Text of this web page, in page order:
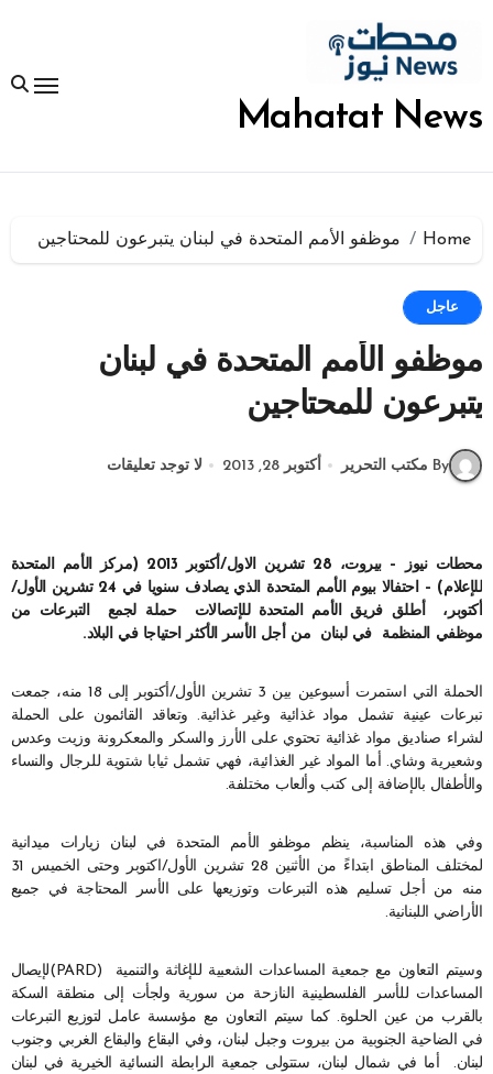
المحتوى
Mahatat News
Home موظفو الأمم المتحدة في لبنان يتبرعون للمحتاجين
عاجل
موظفو الأمم المتحدة في لبنان
يتبرعون للمحتاجين
By مكتب التحرير أكتوبر 28, 2013 لا توجد تعليقات
محطات نيوز – بيروت، 28 تشرين الاول/أكتوبر 2013 (مركز الأمم المتحدة
للإعلام) – احتفالا بيوم الأمم المتحدة الذي يصادف سنويا في 24 تشرين الأول/
أكتوبر، أطلق فريق الأمم المتحدة للإتصالات حملة لجمع التبرعات من
موظفي المنظمة في لبنان من أجل الأسر الأكثر احتياجا في البلاد.
الحملة التي استمرت أسبوعين بين 3 تشرين الأول/أكتوبر إلى 18 منه، جمعت
تبرعات عينية تشمل مواد غذائية وغير غذائية. وتعاقد القائمون على الحملة
لشراء صناديق مواد غذائية تحتوي على الأرز والسكر والمعكرونة وزيت وعدس
وشعيرية وشاي. أما المواد غير الغذائية، فهي تشمل ثيابا شتوية للرجال والنساء
والأطفال بالإضافة إلى كتب وألعاب مختلفة.
وفي هذه المناسبة، ينظم موظفو الأمم المتحدة في لبنان زيارات ميدانية
لمختلف المناطق ابتداءً من الأثنين 28 تشرين الأول/اكتوبر وحتى الخميس 31
منه من أجل تسليم هذه التبرعات وتوزيعها على الأسر المحتاجة في جميع
الأراضي اللبنانية.
وسيتم التعاون مع جمعية المساعدات الشعبية للإغاثة والتنمية (PARD)لإيصال
المساعدات للأسر الفلسطينية النازحة من سورية ولجأت إلى منطقة السكة
بالقرب من عين الحلوة. كما سيتم التعاون مع مؤسسة عامل لتوزيع التبرعات
في الضاحية الجنوبية من بيروت وجبل لبنان، وفي البقاع والبقاع الغربي وجنوب
لبنان. أما في شمال لبنان، ستتولى جمعية الرابطة النسائية الخيرية في لبنان